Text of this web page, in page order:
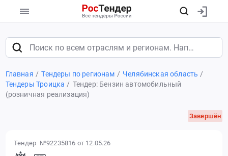
Главная Тендеры по регионам
Челябинская область
Тендеры Троицка
Тендер: Бензин автомобильный
(розничная реализация)
Завершён
Тендер №92235816 от 12.05.26